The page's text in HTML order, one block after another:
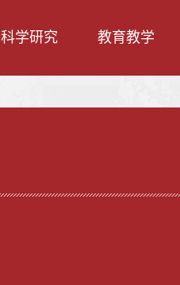
科学研究 教育教学